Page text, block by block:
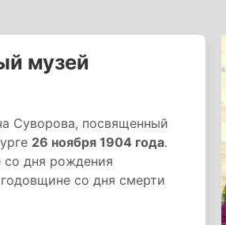
музей
Суворова, посвященный
26 ноября 1904 года.
со дня рождения
со дня смерти